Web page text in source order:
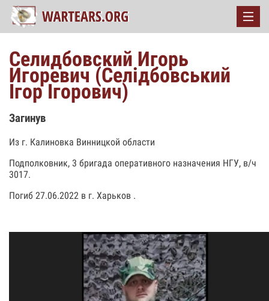
Селидбовский Игорь
Игоревич (Селідбовський
Ігор Ігорович)
Загинув
Из г. Калиновка Винницкой области
Подполковник, 3 бригада оперативного назначения НГУ, в/ч
3017.
Погиб 27.06.2022 в г. Харьков .